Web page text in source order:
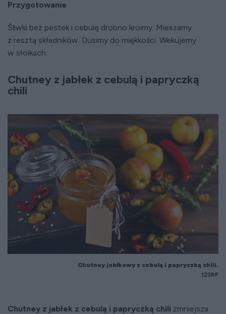
Przygotowanie
Śliwki bez pestek i cebulę drobno kroimy. Mieszamy
z resztą składników. Dusimy do miękkości. Wekujemy
w słoikach.
Chutney z jabłek z cebulą i papryczką
chili
Chutney jabłkowy z cebulą i papryczką chili.
123RF
Chutney z jabłek z cebulą i papryczką chili zmniejsza